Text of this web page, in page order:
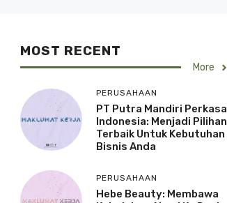
MOST RECENT
More
PERUSAHAAN
PT Putra Mandiri Perkasa
Indonesia: Menjadi Pilihan
Terbaik Untuk Kebutuhan
Bisnis Anda
PERUSAHAAN
Hebe Beauty: Membawa